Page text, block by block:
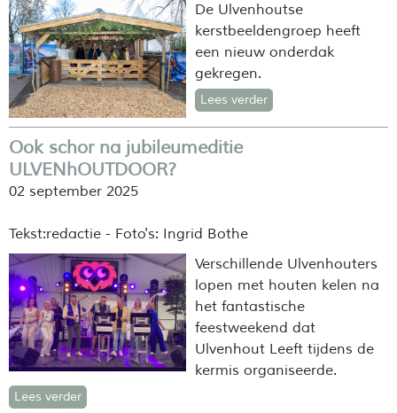
De Ulvenhoutse
kerstbeeldengroep heeft
een nieuw onderdak
gekregen.
Lees verder
Ook schor na jubileumeditie
ULVENhOUTDOOR?
02 september 2025
Tekst:redactie - Foto's: Ingrid Bothe
Verschillende Ulvenhouters
lopen met houten kelen na
het fantastische
feestweekend dat
Ulvenhout Leeft tijdens de
kermis organiseerde.
Lees verder